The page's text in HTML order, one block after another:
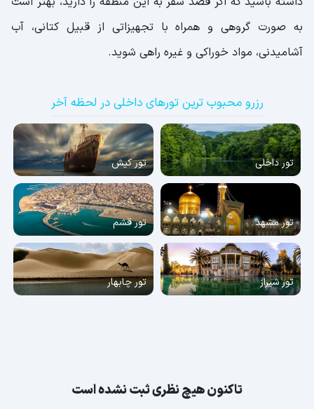
به صورت گروهی و همراه با تجهیزاتی از قبیل کتانی، آب
آشامیدنی، مواد خوراکی و غیره راهی شوید.
رزرو محبوب ترین تورهای داخلی در لحظه آخر
تور داخلی تور کیش
تور مشهد تور قشم
تور شیراز تور چابهار
تاکنون هیچ نظری ثبت نشده است